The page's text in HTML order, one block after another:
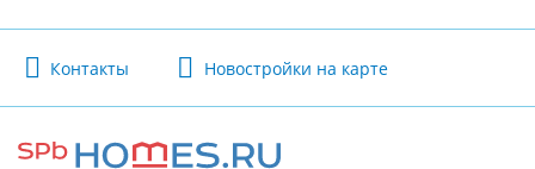
Контакты Новостройки на карте